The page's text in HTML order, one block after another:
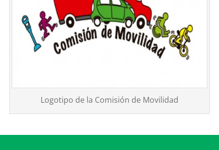
Logotipo de la Comisión de Movilidad